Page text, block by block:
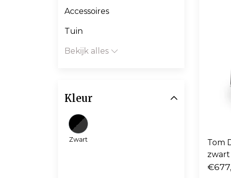
Tom
Accessoires
Tuin
Bekijk alles
Kleur
Zwart